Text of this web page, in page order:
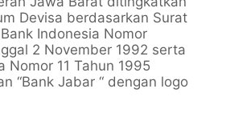
Devisa berdasarkan Surat
Indonesia Nomor
2 November 1992 serta
Nomor 11 Tahun 1995
“Bank Jabar “ dengan logo